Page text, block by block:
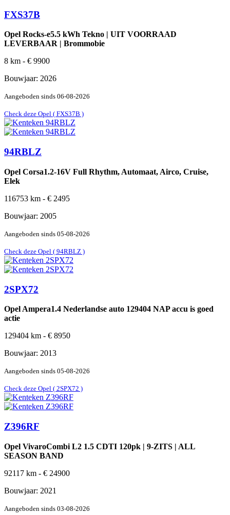
FXS37B
Opel Rocks-e5.5 kWh Tekno | UIT VOORRAAD
LEVERBAAR | Brommobie
8 km - € 9900
Bouwjaar: 2026
Aangeboden sinds 06-08-2026
Check deze Opel ( FXS37B )
94RBLZ
Opel Corsa1.2-16V Full Rhythm, Automaat, Airco, Cruise,
Elek
116753 km - € 2495
Bouwjaar: 2005
Aangeboden sinds 05-08-2026
Check deze Opel ( 94RBLZ )
2SPX72
Opel Ampera1.4 Nederlandse auto 129404 NAP accu is goed
actie
129404 km - € 8950
Bouwjaar: 2013
Aangeboden sinds 05-08-2026
Check deze Opel ( 2SPX72 )
Z396RF
Opel VivaroCombi L2 1.5 CDTI 120pk | 9-ZITS | ALL
SEASON BAND
92117 km - € 24900
Bouwjaar: 2021
Aangeboden sinds 03-08-2026